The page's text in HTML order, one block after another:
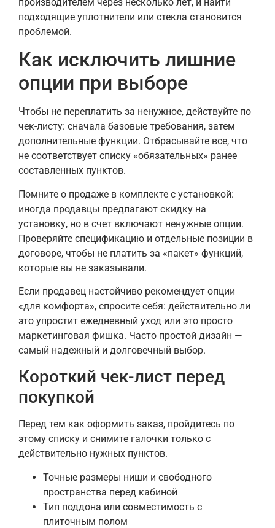
подходящие уплотнители или стекла становится
проблемой.
Как исключить лишние
опции при выборе
Чтобы не переплатить за ненужное, действуйте по
чек-листу: сначала базовые требования, затем
дополнительные функции. Отбрасывайте все, что
не соответствует списку «обязательных» ранее
составленных пунктов.
Помните о продаже в комплекте с установкой:
иногда продавцы предлагают скидку на
установку, но в счет включают ненужные опции.
Проверяйте спецификацию и отдельные позиции в
договоре, чтобы не платить за «пакет» функций,
которые вы не заказывали.
Если продавец настойчиво рекомендует опции
«для комфорта», спросите себя: действительно ли
это упростит ежедневный уход или это просто
маркетинговая фишка. Часто простой дизайн —
самый надежный и долговечный выбор.
Короткий чек-лист перед
покупкой
Перед тем как оформить заказ, пройдитесь по
этому списку и снимите галочки только с
действительно нужных пунктов.
Точные размеры ниши и свободного
пространства перед кабиной
Тип поддона или совместимость с
плиточным полом